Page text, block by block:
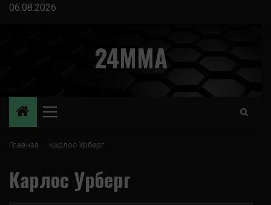
Перейти
06.08.2026
24MMA
Основное
Главная Карлос Урберг
Карлос Урберг